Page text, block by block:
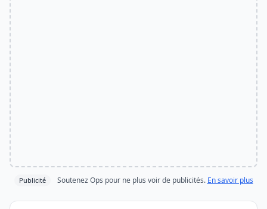
Publicité Soutenez Ops pour ne plus voir de publicités. En savoir plus